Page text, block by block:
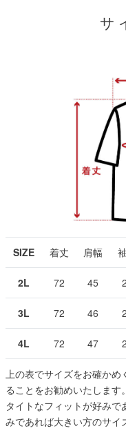
サ
SIZE 着丈 肩幅
2L 72 45
3L 72 46
4L 72 47
上の表でサイズをお確かめ
ることをお勧めいたします
タイトなフィットが好み
みであれば大きい方のサイ